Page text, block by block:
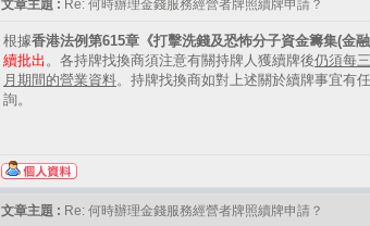
文章主題 : Re: 何時辦理金錢服務經營者牌照續牌申請？
根據香港法例第615章《打擊洗錢及恐怖分子資金籌集(金
續批出 。各持牌找換商須注意有關持牌人獲續牌後仍須每
月期間的營業資料。持牌找換商如對上述關於續牌事宜有
詢。
文章主題 : Re: 何時辦理金錢服務經營者牌照續牌申請？